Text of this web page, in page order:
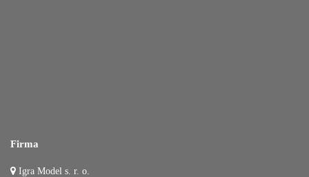
Firma
Igra Model s. r. o.